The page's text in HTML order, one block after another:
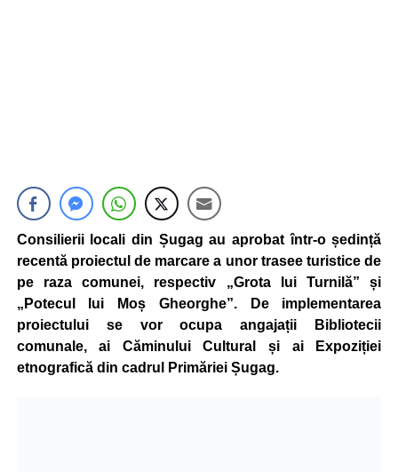
Consilierii locali din Șugag au aprobat într-o ședință
recentă proiectul de marcare a unor trasee turistice de
pe raza comunei, respectiv „Grota lui Turnilă” și
„Potecul lui Moș Gheorghe”. De implementarea
proiectului se vor ocupa angajații Bibliotecii
comunale, ai Căminului Cultural și ai Expoziției
etnografică din cadrul Primăriei Șugag.